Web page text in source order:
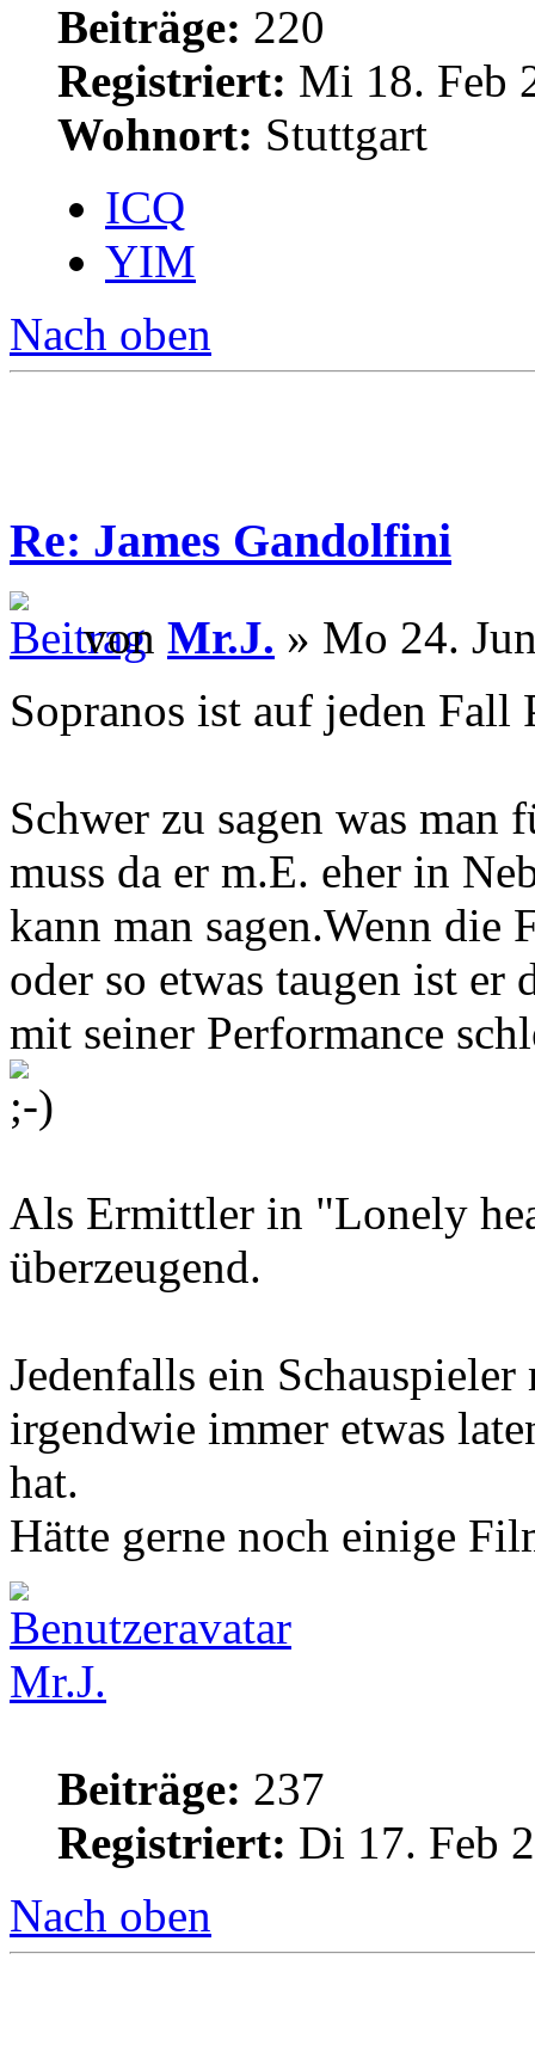
Beiträge: 220
Registriert: Mi 18. Feb
Wohnort: Stuttgart
ICQ
YIM
Nach oben
Re: James Gandolfini
von Mr.J. » Mo 24.
Sopranos ist auf jeden
Schwer zu sagen was man
muss da er m.E. eher in
kann man sagen.Wenn die
oder so etwas taugen ist
mit seiner Performance
Als Ermittler in "Lonely
überzeugend.
Jedenfalls ein
irgendwie immer etwas
hat.
Hätte gerne noch einige
Mr.J.
Beiträge: 237
Registriert: Di 17. Feb
Nach oben